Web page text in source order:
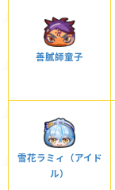
善膩師童子
雪花ラミィ（アイド
ル）